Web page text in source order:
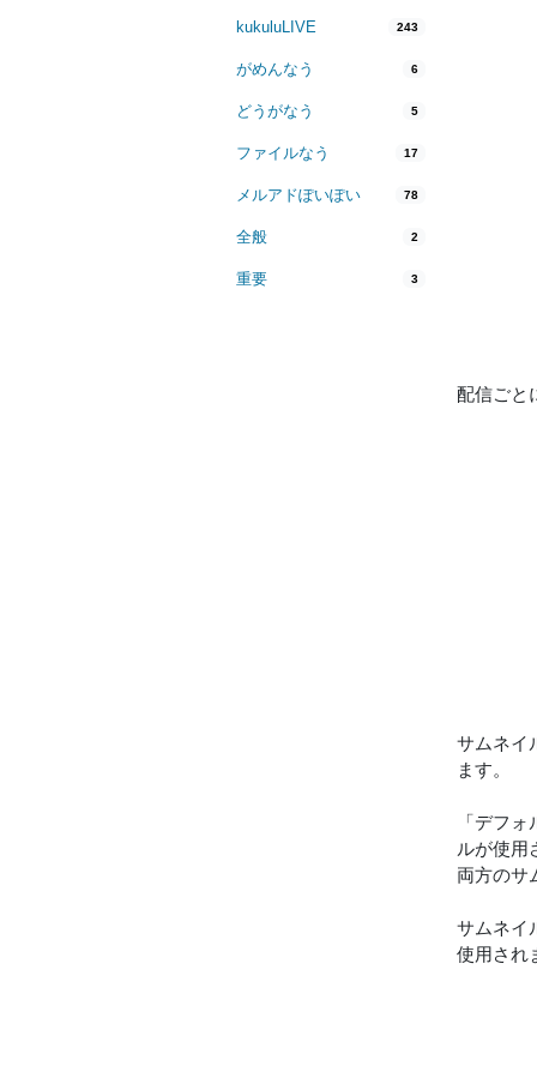
kukuluLIVE 243
がめんなう 6
どうがなう 5
ファイルなう 17
メルアドぽいぽい 78
全般 2
重要 3
配信ごと
サムネイ
ます。
「デフ
ルが使用
両方のサ
サムネイ
使用され